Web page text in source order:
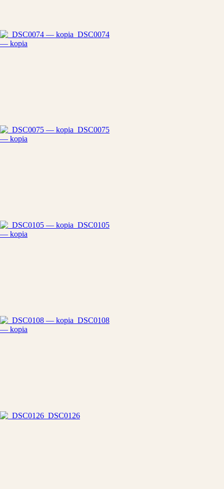
_DSC0074
— kopia
_DSC0075
— kopia
_DSC0105
— kopia
_DSC0108
— kopia
_DSC0126